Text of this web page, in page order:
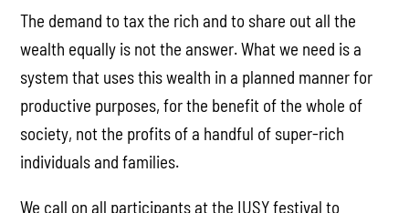
The demand to tax the rich and to share out all the
wealth equally is not the answer. What we need is a
system that uses this wealth in a planned manner for
productive purposes, for the benefit of the whole of
society, not the profits of a handful of super-rich
individuals and families.
We call on all participants at the IUSY festival to